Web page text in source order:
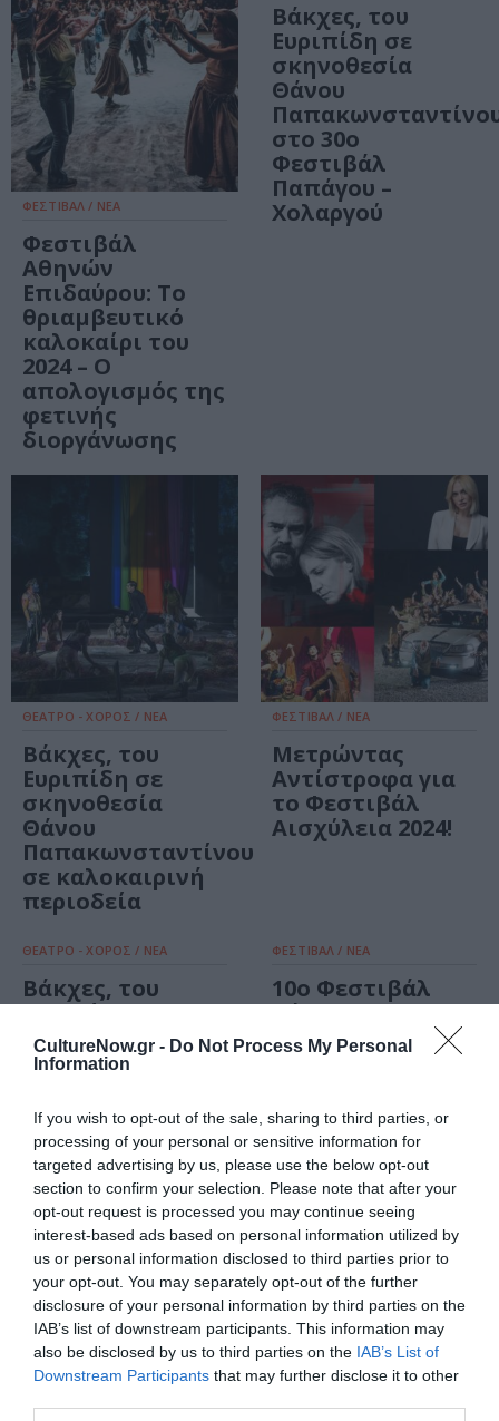
CultureNow.gr - Do Not Process My Personal
Information
If you wish to opt-out of the sale, sharing to third parties, or
processing of your personal or sensitive information for
targeted advertising by us, please use the below opt-out
section to confirm your selection. Please note that after your
opt-out request is processed you may continue seeing
interest-based ads based on personal information utilized by
us or personal information disclosed to third parties prior to
your opt-out. You may separately opt-out of the further
disclosure of your personal information by third parties on the
IAB’s list of downstream participants. This information may
also be disclosed by us to third parties on the IAB’s List of
Downstream Participants that may further disclose it to other
ΦΕΣΤΙΒΑΛ / ΝΕΑ
Φεστιβάλ
Αθηνών
Επιδαύρου: Το
θριαμβευτικό
καλοκαίρι του
2024 – Ο
απολογισμός της
φετινής
διοργάνωσης
Βάκχες, του
Ευριπίδη σε
σκηνοθεσία
Θάνου
στο 30ο
Φεστιβάλ
Παπάγου –
Χολαργού
ΘΕΑΤΡΟ - ΧΟΡΟΣ / ΝΕΑ
Βάκχες, του
Ευριπίδη σε
σκηνοθεσία
Θάνου
Παπακωνσταντίνου
σε καλοκαιρινή
περιοδεία
ΦΕΣΤΙΒΑΛ / ΝΕΑ
Μετρώντας
Αντίστροφα για
το Φεστιβάλ
Αισχύλεια 2024!
ΘΕΑΤΡΟ - ΧΟΡΟΣ / ΝΕΑ
Βάκχες, του
Ευριπίδη σε
σκηνοθεσία
Θάνου
στο 10ο
Φεστιβάλ
Δάσους
ΦΕΣΤΙΒΑΛ / ΝΕΑ
10ο Φεστιβάλ
Δάσους:
Πρόγραμμα
Αυγούστου –
2024
ΘΕΑΤΡΟ - ΧΟΡΟΣ /
ΣΥΝΕΝΤΕΥΞΕΙΣ
Θέμης Πάνου: Η
εκφώνηση
πρέπει να
διαρρήξει την
αντιληπτικότητα
της στιγμής